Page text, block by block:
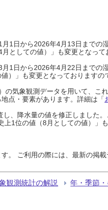
1日から2026年4月13日までの
としての値）」も変更となって
1日から2026年4月22日までの
）」も変更となっております
気象観測データを用いて、こ
点・要素があります。詳細は「
、降水量の値を修正しました
1位の値（8月としての値）」
。 ご利用の際には、最新の掲
観測統計の解説 年・季節